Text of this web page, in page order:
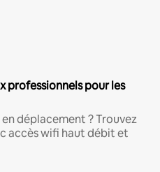
professionnels pour les
déplacement ? Trouvez
accès wifi haut débit et